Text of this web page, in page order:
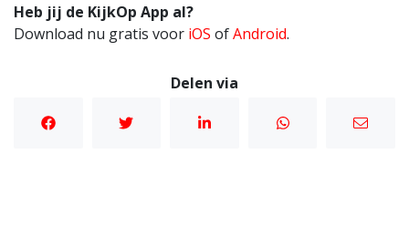
Heb jij de KijkOp App al?
Download nu gratis voor iOS ofAndroid.
Delen via